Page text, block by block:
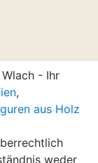
- Ihr
,
aus Holz
weder